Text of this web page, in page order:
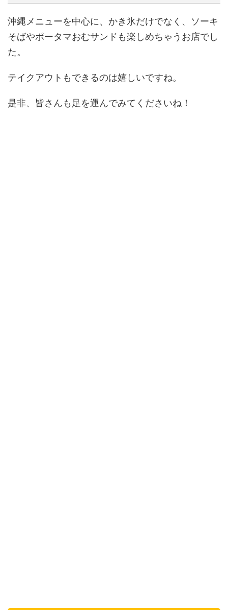
沖縄メニューを中心に、かき氷だけでなく、ソーキ
そばやポータマおむサンドも楽しめちゃうお店でし
た。
テイクアウトもできるのは嬉しいですね。
是非、皆さんも足を運んでみてくださいね！